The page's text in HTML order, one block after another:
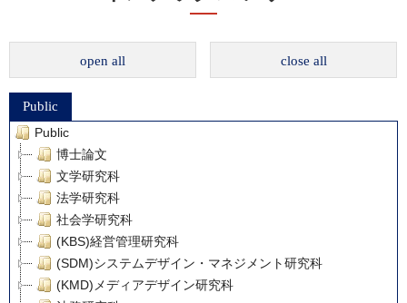
open all close all
Public
Public
博士論文
文学研究科
法学研究科
社会学研究科
(KBS)経営管理研究科
(SDM)システムデザイン・マネジメント研究科
(KMD)メディアデザイン研究科